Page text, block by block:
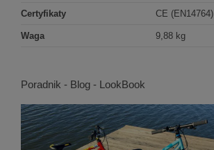
Certyfikaty CE (EN14764)
Waga 9,88 kg
Poradnik - Blog - LookBook